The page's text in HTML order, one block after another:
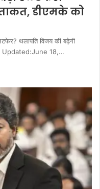
डीएमके को
थलापति विजय की बढ़ेगी
Updated:June 18,…